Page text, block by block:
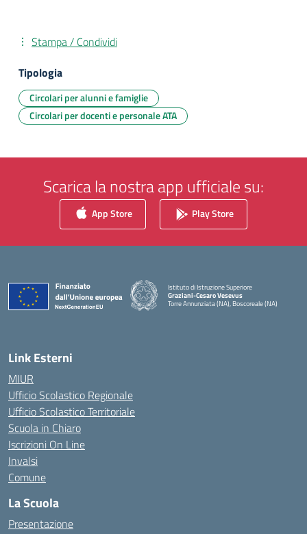
Stampa / Condividi
Tipologia
Circolari per alunni e famiglie
Circolari per docenti e personale ATA
Scarica la nostra app ufficiale su:
App Store Play Store
Istituto di Istruzione Superiore
Graziani-Cesaro Vesevus
Torre Annunziata (NA), Boscoreale (NA)
Link Esterni
MIUR
Ufficio Scolastico Regionale
Ufficio Scolastico Territoriale
Scuola in Chiaro
Iscrizioni On Line
Invalsi
Comune
La Scuola
Presentazione